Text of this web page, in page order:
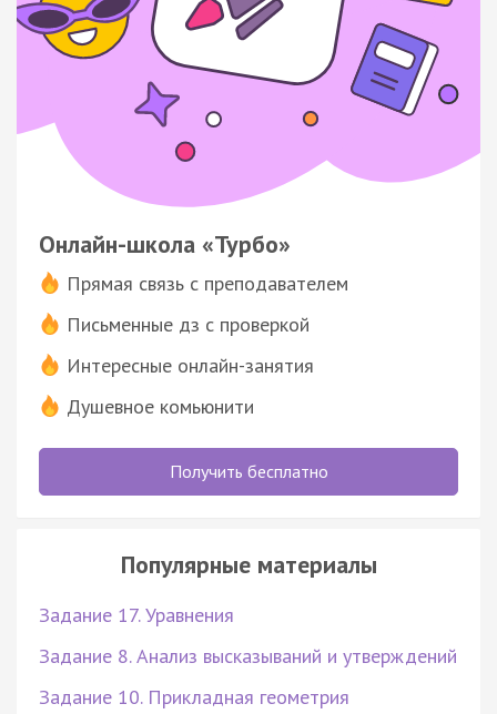
Онлайн-школа «Турбо»
Прямая связь с преподавателем
Письменные дз с проверкой
Интересные онлайн-занятия
Душевное комьюнити
Получить бесплатно
Популярные материалы
Задание 17. Уравнения
Задание 8. Анализ высказываний и утверждений
Задание 10. Прикладная геометрия